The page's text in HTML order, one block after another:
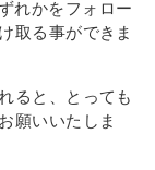
れかをフォロー
取る事ができま
ると、とっても
願いいたしま